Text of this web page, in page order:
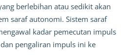
berlebihan atau sedikit akan
saraf autonomi. Sistem saraf
kadar pemecutan impuls
pengaliran impuls ini ke